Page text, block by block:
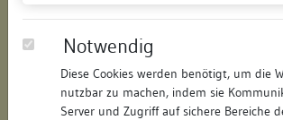
Notwendig
Diese Cookies werden benötigt, um die
nutzbar zu machen, indem sie
Server und Zugriff auf sichere Bereiche
170552785710/Datum:17.05.2026
Datenbestand:
Bauforschung